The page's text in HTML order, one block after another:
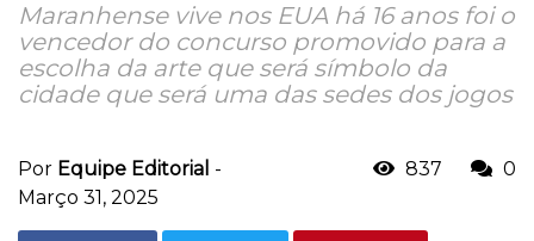
Maranhense vive nos EUA há 16 anos foi o
vencedor do concurso promovido para a
escolha da arte que será símbolo da
cidade que será uma das sedes dos jogos
Por Equipe Editorial -
Março 31, 2025
837 0